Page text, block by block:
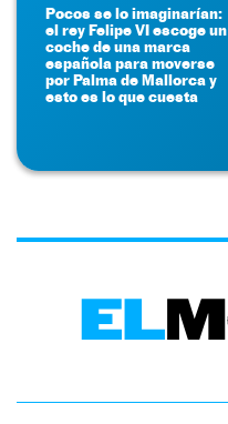
Pocos se lo imaginarían:
el rey Felipe VI escoge un
coche de una marca
española para moverse
por Palma de Mallorca y
esto es lo que cuesta